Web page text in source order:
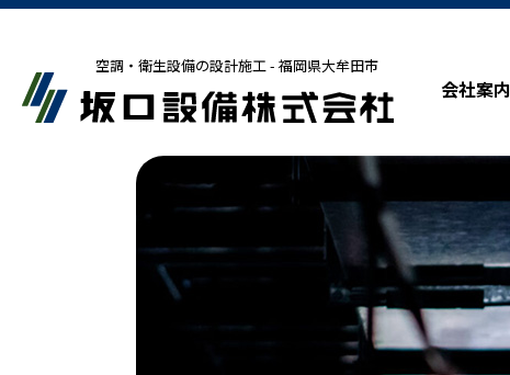
空調・衛生設備の設計施工 - 福岡県大牟田市
会社案内